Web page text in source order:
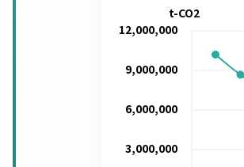
3,000,000
6,000,000
9,000,000
12,000,000
t-CO2